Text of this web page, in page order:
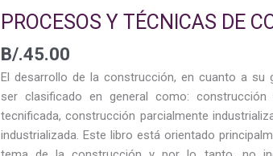
PROCESOS Y TÉCNICAS DE
B/.45.00
El desarrollo de la construcción, en cuanto a su
ser clasificado en general como:
tecnificada, construcción parcialmente
industrializada. Este libro está orientado